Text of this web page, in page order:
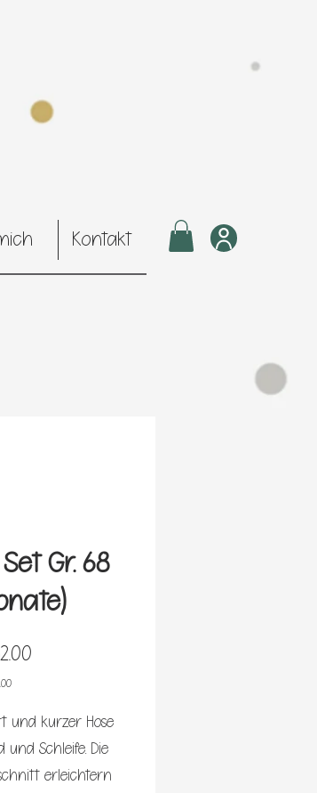
Kontakt
Gr. 68
Preis
und kurzer Hose
Schleife. Die
erleichtern